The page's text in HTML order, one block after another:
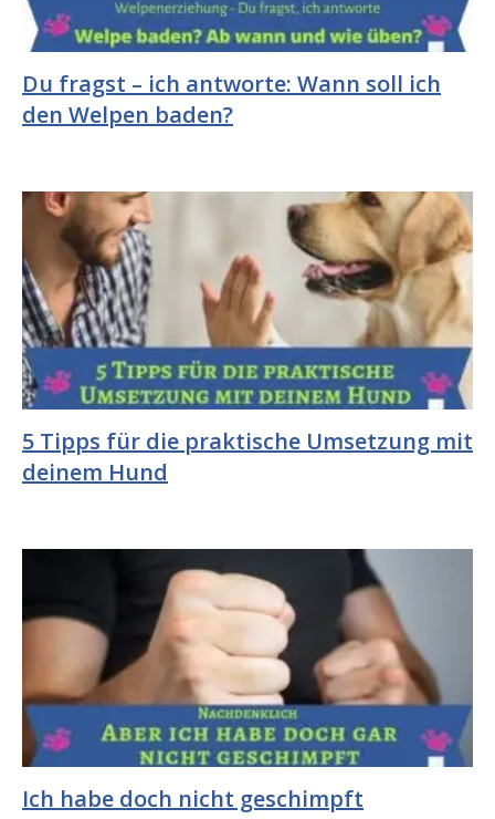
Du fragst – ich antworte: Wann soll ich
den Welpen baden?
5 Tipps für die praktische Umsetzung mit
deinem Hund
Ich habe doch nicht geschimpft